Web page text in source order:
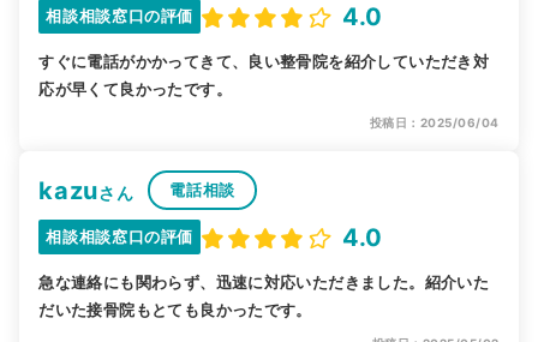
相談相談窓口の評価 4.0
すぐに電話がかかってきて、良い整骨院を紹介していただき対
応が早くて良かったです。
投稿日：2025/06/04
kazuさん 電話相談
相談相談窓口の評価 4.0
急な連絡にも関わらず、迅速に対応いただきました。紹介いた
だいた接骨院もとても良かったです。